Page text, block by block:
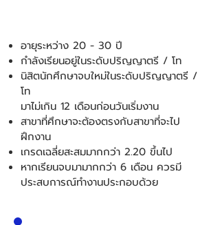
อายุระหว่าง 20 - 30 ปี
กำลังเรียนอยู่ในระดับปริญญาตรี / โท
นิสิตนักศึกษาจบใหม่ในระดับปริญญาตรี /
โท
มาไม่เกิน 12 เดือนก่อนวันเริ่มงาน
สาขาที่ศึกษาจะต้องตรงกับสาขาที่จะไป
ฝึกงาน
เกรดเฉลี่ยสะสมมากกว่า 2.20 ขึ้นไป
หากเรียนจบมามากกว่า 6 เดือน ควรมี
ประสบการณ์ทำงานประกอบด้วย